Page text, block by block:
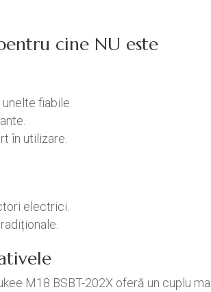
cine NU este
fiabile.
în utilizare.
electrici.
M18 BSBT-202X oferă un cuplu